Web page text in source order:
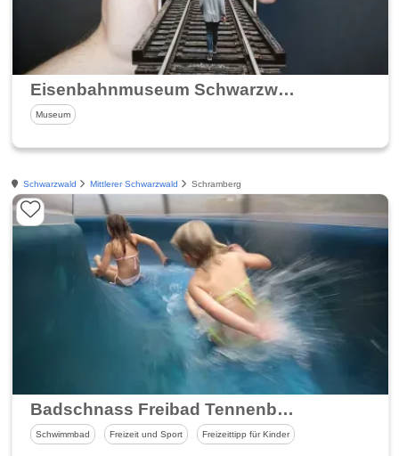
Eisenbahnmuseum Schwarzwald
Museum
Schwarzwald Mittlerer Schwarzwald Schramberg
Badschnass Freibad Tennenbronn
Schwimmbad Freizeit und Sport Freizeittipp für Kinder